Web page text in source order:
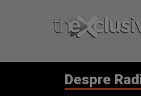
Despre